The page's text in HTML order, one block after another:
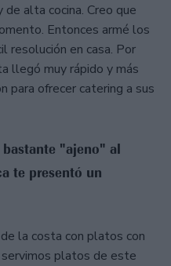
alta cocina. Creo que
Entonces armé los
resolución en casa. Por
llegó muy rápido y más
para ofrecer catering a sus
"ajeno" al
te presentó un
la costa con platos con
platos de este